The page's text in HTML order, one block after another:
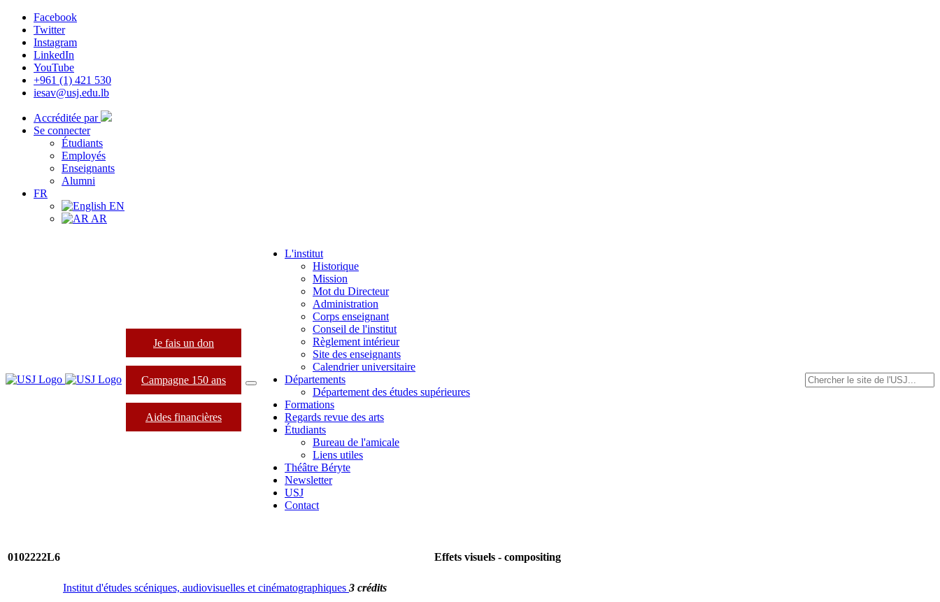
Facebook
Twitter
Instagram
LinkedIn
YouTube
+961 (1) 421 530
iesav@usj.edu.lb
Accréditée par
Se connecter
Étudiants
Employés
Enseignants
Alumni
FR
EN
AR
Je fais un don
Campagne 150 ans
Aides financières
L'institut
Historique
Mission
Mot du Directeur
Administration
Corps enseignant
Conseil de l'institut
Règlement intérieur
Site des enseignants
Calendrier universitaire
Départements
Département des études supérieures
Formations
Regards revue des arts
Étudiants
Bureau de l'amicale
Liens utiles
Théâtre Béryte
Newsletter
USJ
Contact
0102222L6 Effets visuels - compositing
Institut d'études scéniques, audiovisuelles et cinématographiques 3 crédits